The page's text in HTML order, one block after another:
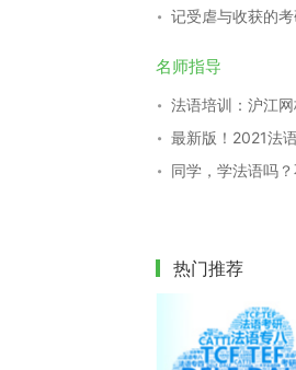
记受虐与收获的
名师指导
法语培训：沪江
同学，学法语吗
热门推荐